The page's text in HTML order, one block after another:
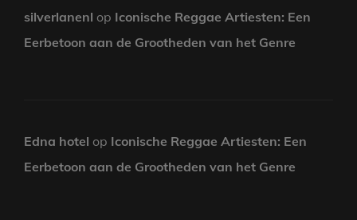
silverlanenl op Iconische Reggae Artiesten: Een
Eerbetoon aan de Grootheden van het Genre
Edna hotel op Iconische Reggae Artiesten: Een
Eerbetoon aan de Grootheden van het Genre